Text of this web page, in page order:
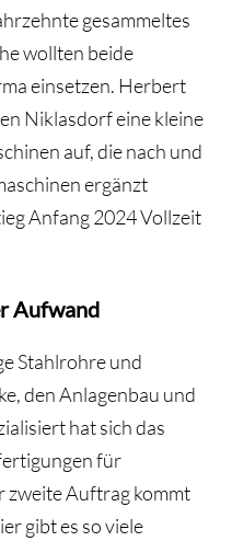
gesammeltes
wollten beide
einsetzen. Herbert
Niklasdorf eine kleine
auf, die nach und
ergänzt
Anfang 2024 Vollzeit
Aufwand
Stahlrohre und
den Anlagenbau und
hat sich das
für
zweite Auftrag kommt
gibt es so viele